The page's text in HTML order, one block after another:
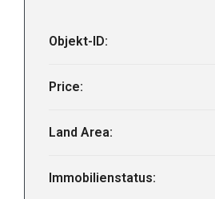
Objekt-ID:
Price:
Land Area:
Immobilienstatus: